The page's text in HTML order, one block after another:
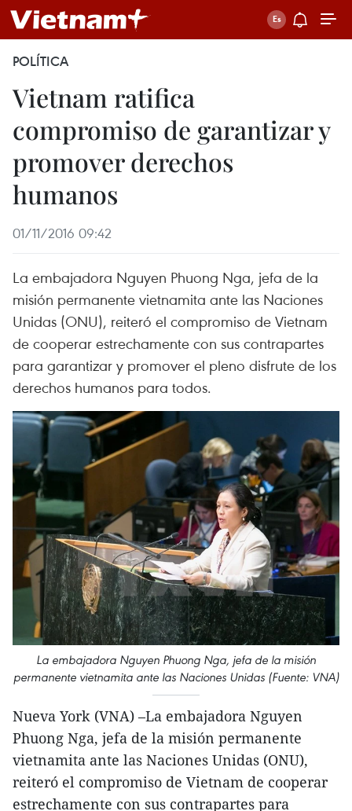
POLÍTICA
Vietnam ratifica
compromiso de garantizar y
promover derechos
humanos
01/11/2016 09:42
La embajadora Nguyen Phuong Nga, jefa de la
misión permanente vietnamita ante las Naciones
Unidas (ONU), reiteró el compromiso de Vietnam
de cooperar estrechamente con sus contrapartes
para garantizar y promover el pleno disfrute de los
derechos humanos para todos.
La embajadora Nguyen Phuong Nga, jefa de la misión
permanente vietnamita ante las Naciones Unidas (Fuente: VNA)
Nueva York (VNA) –La embajadora Nguyen
Phuong Nga, jefa de la misión permanente
vietnamita ante las Naciones Unidas (ONU),
reiteró el compromiso de Vietnam de cooperar
estrechamente con sus contrapartes para